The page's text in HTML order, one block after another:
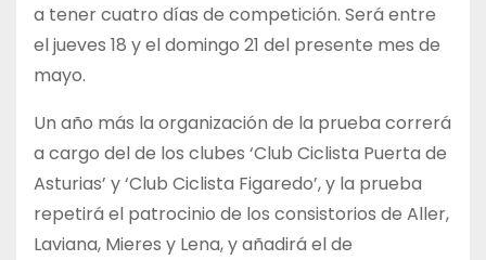
a tener cuatro días de competición. Será entre
el jueves 18 y el domingo 21 del presente mes de
mayo.
Un año más la organización de la prueba correrá
a cargo del de los clubes ‘Club Ciclista Puerta de
Asturias’ y ‘Club Ciclista Figaredo’, y la prueba
repetirá el patrocinio de los consistorios de Aller,
Laviana, Mieres y Lena, y añadirá el de